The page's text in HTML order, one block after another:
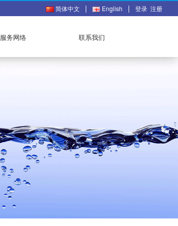
简体中文 English 登录 注册
服务网络 联系我们